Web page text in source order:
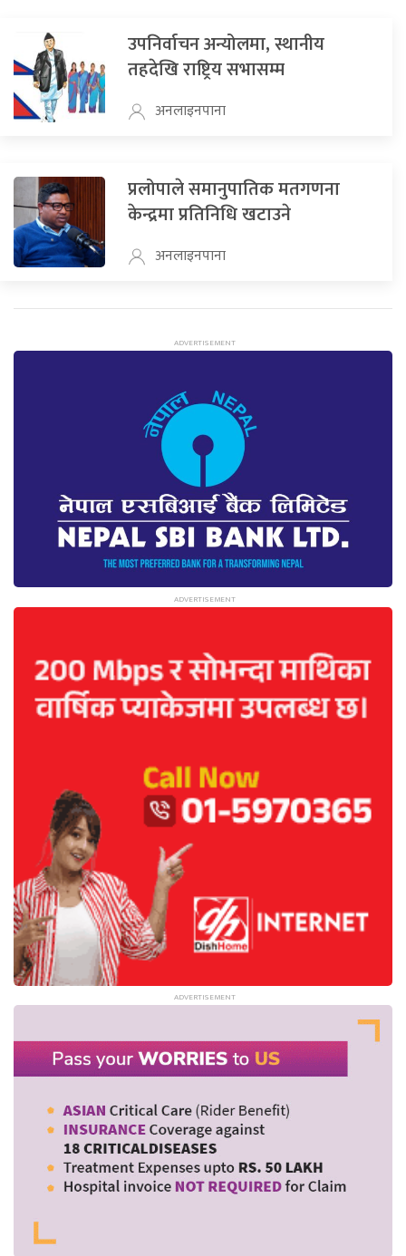
उपनिर्वाचन अन्योलमा, स्थानीय
तहदेखि राष्ट्रिय सभासम्म
अनलाइनपाना
प्रलोपाले समानुपातिक मतगणना
केन्द्रमा प्रतिनिधि खटाउने
अनलाइनपाना